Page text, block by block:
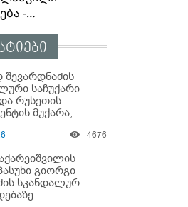
საჩუქარი
რუსეთის
მუქარა,
4676
გიორგი
სკანდალურ
-